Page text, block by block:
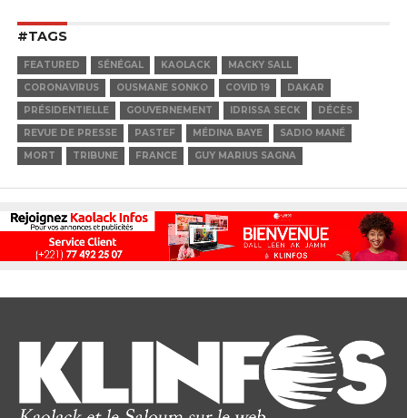
#TAGS
FEATURED SÉNÉGAL KAOLACK
MACKY SALL
CORONAVIRUS
OUSMANE SONKO COVID 19
DAKAR
PRÉSIDENTIELLE
GOUVERNEMENT IDRISSA SECK
DÉCÈS
REVUE DE PRESSE
PASTEF MÉDINA BAYE
SADIO MANÉ
MORT
TRIBUNE FRANCE GUY MARIUS SAGNA